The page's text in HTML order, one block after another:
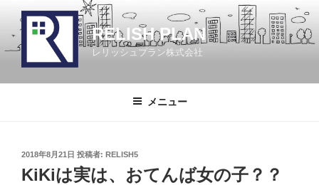
RELISH PLAN
レリッシュプラン株式会社
メニュー
投
稿
日:
2018年8月21日 投稿者: RELISH5
KiKiは実は、おてんば女の子？？